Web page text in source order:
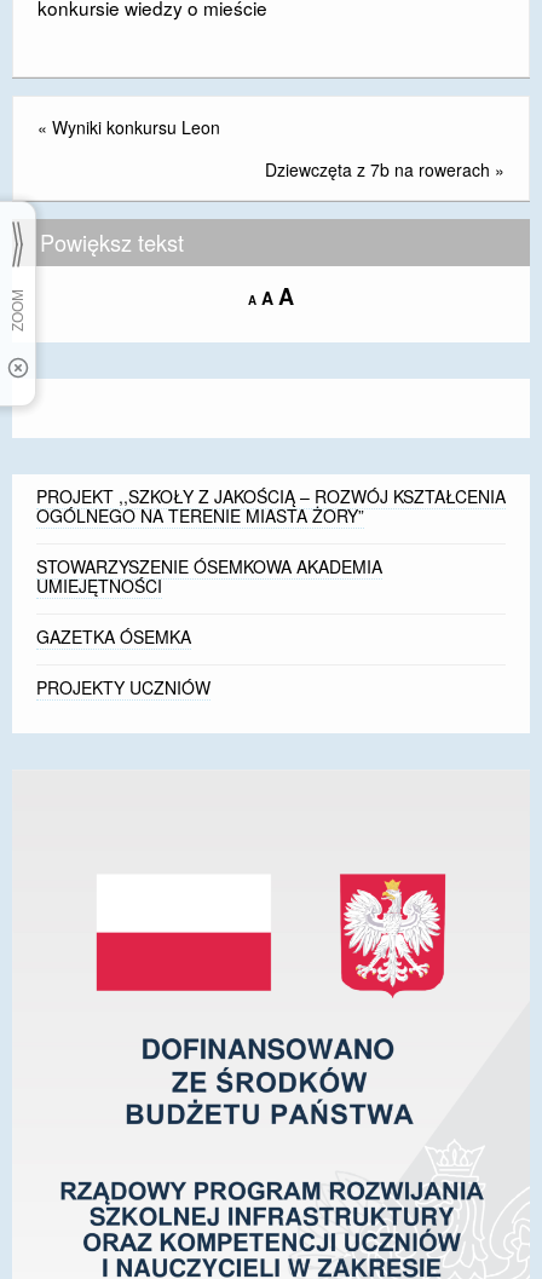
konkursie wiedzy o mieście
« Wyniki konkursu Leon
Dziewczęta z 7b na rowerach »
Powiększ tekst
A Decrease
size.
A Reset
size.
AIncrease
size.
PROJEKT ,,SZKOŁY Z JAKOŚCIĄ – ROZWÓJ KSZTAŁCENIA
OGÓLNEGO NA TERENIE MIASTA ŻORY”
STOWARZYSZENIE ÓSEMKOWA AKADEMIA
UMIEJĘTNOŚCI
GAZETKA ÓSEMKA
PROJEKTY UCZNIÓW